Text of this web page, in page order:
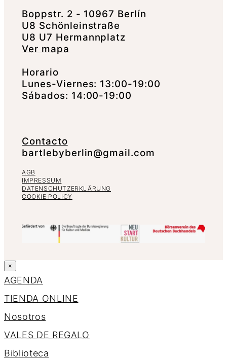
Boppstr. 2 - 10967 Berlín
U8 Schönleinstraße
U8 U7 Hermannplatz
Ver mapa
Horario
Lunes-Viernes: 13:00-19:00
Sábados: 14:00-19:00
Contacto
bartlebyberlin@gmail.com
AGB
IMPRESSUM
DATENSCHUTZERKLÄRUNG
COOKIE POLICY
×
AGENDA
TIENDA ONLINE
Nosotros
VALES DE REGALO
Biblioteca